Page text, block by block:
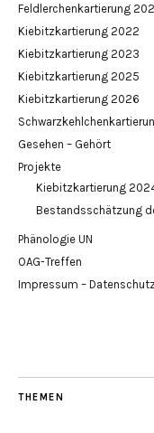
Feldlerchenkartierung
Kiebitzkartierung 2022
Kiebitzkartierung 2023
Kiebitzkartierung 2025
Kiebitzkartierung 2026
Gesehen – Gehört
Projekte
Kiebitzkartierung
Bestandsschätzung
Phänologie UN
OAG-Treffen
Impressum – Datenschutz
THEMEN